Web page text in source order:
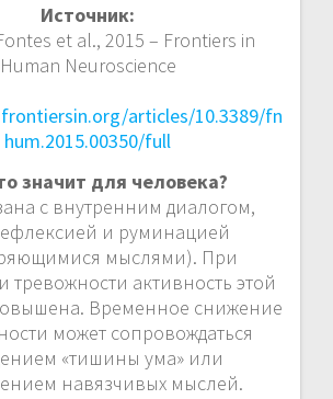
Источник:
et al., 2015 – Frontiers in
Human Neuroscience
articles/10.3389/fn
hum.2015.00350/full
значит для человека?
с внутренним диалогом,
и руминацией
мыслями). При
тревожности активность этой
Временное снижение
может сопровождаться
«тишины ума» или
навязчивых мыслей.